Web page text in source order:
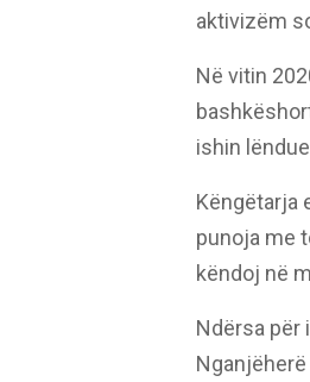
aktivizëm
Në vitin
ishin
Këngëtarja
punoja me
këndoj në
Ndërsa për